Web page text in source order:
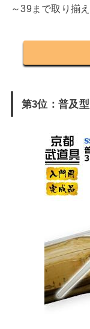
～39まで取り揃
第3位：普及